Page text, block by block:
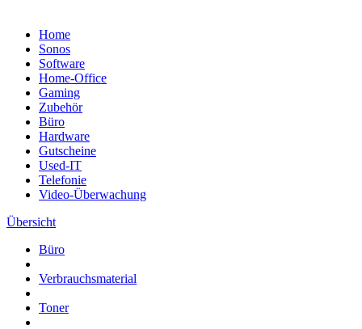
Home
Sonos
Software
Home-Office
Gaming
Zubehör
Büro
Hardware
Gutscheine
Used-IT
Telefonie
Video-Überwachung
Übersicht
Büro
Verbrauchsmaterial
Toner